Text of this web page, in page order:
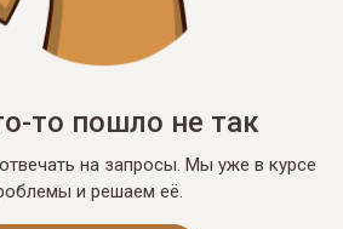
то пошло не так
на запросы. Мы уже в курсе
и решаем её.